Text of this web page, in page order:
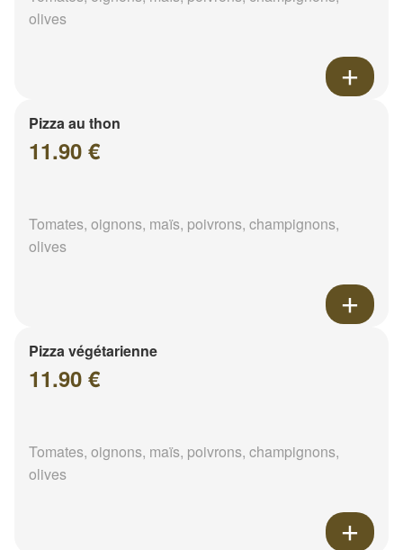
olives
Pizza au thon
11.90 €
Tomates, oignons, maïs, poivrons, champignons,
olives
Pizza végétarienne
11.90 €
Tomates, oignons, maïs, poivrons, champignons,
olives